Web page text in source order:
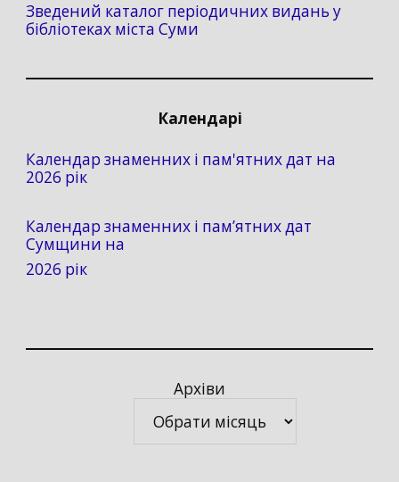
Зведений каталог періодичних видань у
бібліотеках міста Суми
Календарі
Календар знаменних і пам'ятних дат на
2026 рік
Календар знаменних і пам’ятних дат
Сумщини на
2026 рік
Архіви